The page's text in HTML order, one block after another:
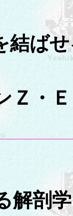
結ば
Ｚ・
解剖